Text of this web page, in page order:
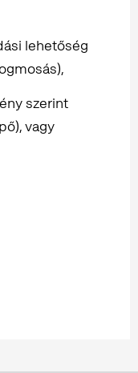
lehetőség
szerint
vagy